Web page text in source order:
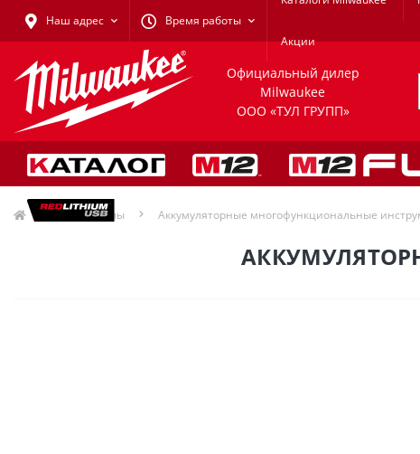
Наш адрес Время работы
Акции
Официальный дилер
Milwaukee
ООО «ТУЛ ГРУПП»
Мультитулы Аккумуляторные многофункциональные